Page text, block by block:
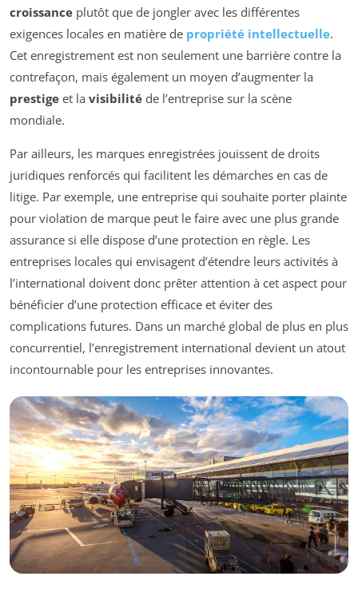
croissance plutôt que de jongler avec les différentes
exigences locales en matière de propriété intellectuelle.
Cet enregistrement est non seulement une barrière contre la
contrefaçon, mais également un moyen d’augmenter la
prestige et la visibilité de l’entreprise sur la scène
mondiale.
Par ailleurs, les marques enregistrées jouissent de droits
juridiques renforcés qui facilitent les démarches en cas de
litige. Par exemple, une entreprise qui souhaite porter plainte
pour violation de marque peut le faire avec une plus grande
assurance si elle dispose d’une protection en règle. Les
entreprises locales qui envisagent d’étendre leurs activités à
l’international doivent donc prêter attention à cet aspect pour
bénéficier d’une protection efficace et éviter des
complications futures. Dans un marché global de plus en plus
concurrentiel, l’enregistrement international devient un atout
incontournable pour les entreprises innovantes.